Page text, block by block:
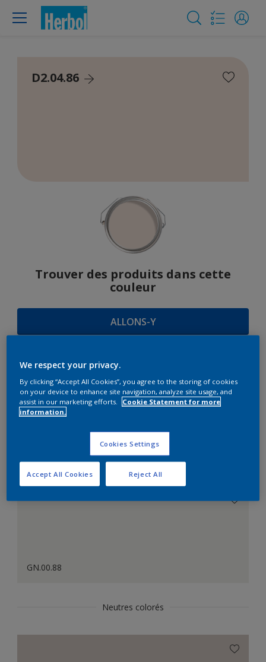
D2.04.86
Trouver des produits dans cette
couleur
ALLONS-Y
SUGGESTIONS
D'HARMONIES
Le Blanc Parfait
GN.00.88
Neutres colorés
We respect your privacy.
By clicking “Accept All Cookies”, you agree to the storing of cookies
on your device to enhance site navigation, analyze site usage, and
assist in our marketing efforts.
Cookie Statement for more
information.
Cookies Settings
Reject All
Accept All Cookies